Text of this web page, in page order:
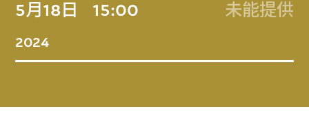
5月18日
2024
15:00 未能提供